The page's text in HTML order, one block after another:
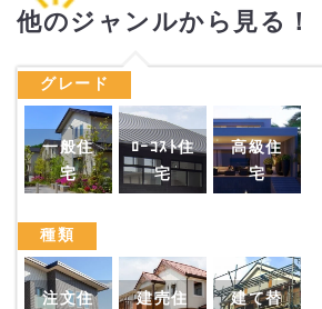
無料一括見積りをご利用され
た方の『お声』を頂きました
ので一部ご掲載します。
『間取り図が貰えて』が良かっ
他のジャンルから見る！
グレード
一般住
宅
ﾛｰｺｽﾄ住
宅
高級住
宅
種類
注文住
建売住
建て替